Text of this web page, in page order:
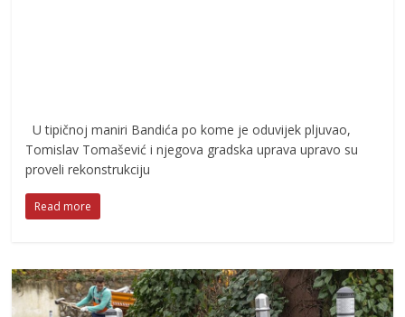
U tipičnoj maniri Bandića po kome je oduvijek pljuvao,
Tomislav Tomašević i njegova gradska uprava upravo su
proveli rekonstrukciju
Read more